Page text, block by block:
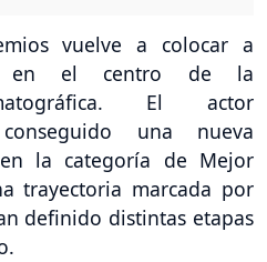
vuelve a colocar a
en el centro de la
El actor
una nueva
la categoría de Mejor
trayectoria marcada por
definido distintas etapas